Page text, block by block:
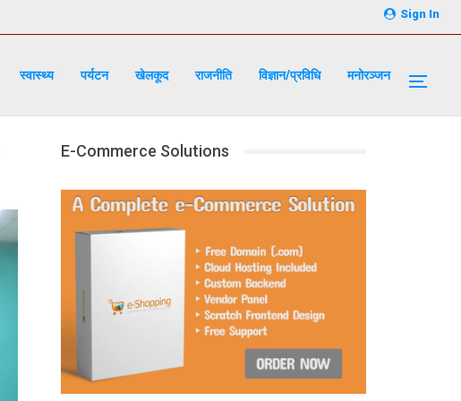
Sign In
स्वास्थ्य पर्यटन खेलकूद राजनीति विज्ञान/प्रविधि मनोरञ्जन
E-Commerce Solutions